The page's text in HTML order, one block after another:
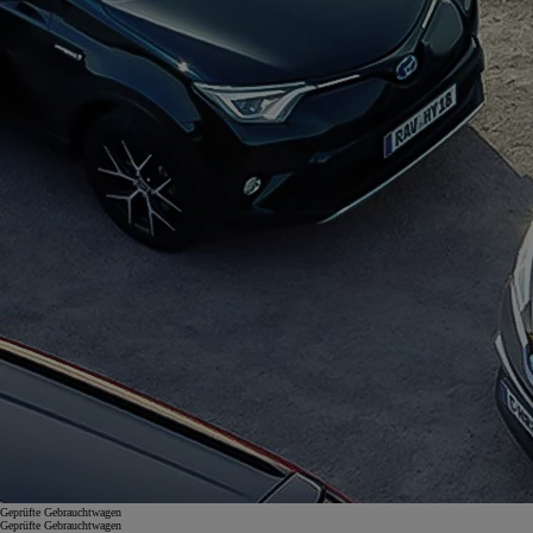
Geprüfte Gebrauchtwagen
Geprüfte Gebrauchtwagen